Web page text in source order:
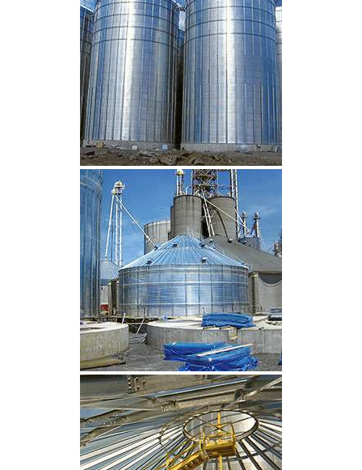
CLIQUEZ POUR AGRANDIR
CLIQUEZ POUR AGRANDIR